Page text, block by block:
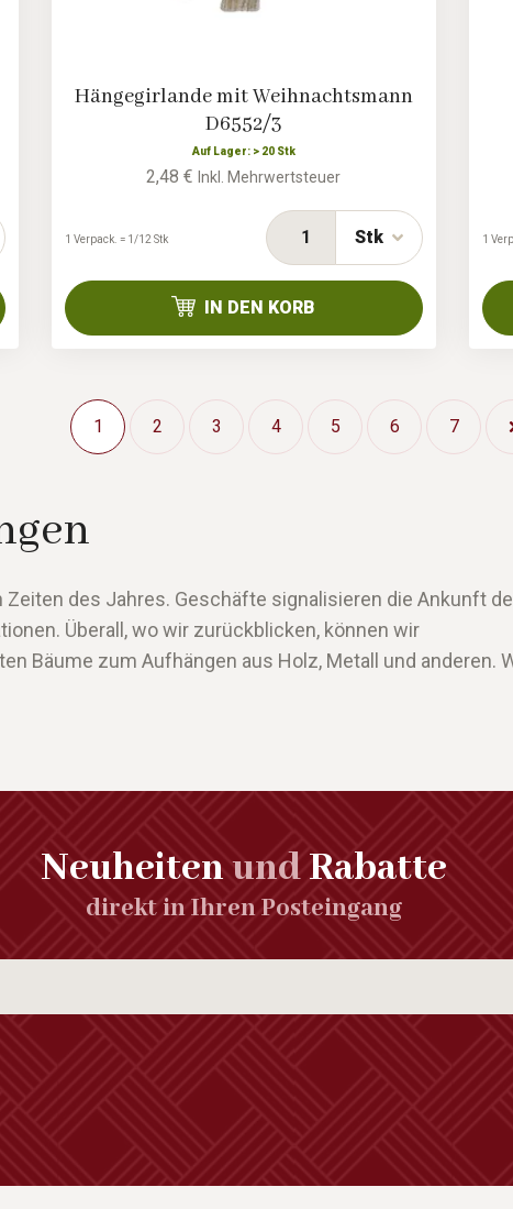
Hängegirlande mit Weihnachtsmann
D6552/3
Auf Lager: > 20 Stk
2,48 €Inkl. Mehrwertsteuer
Stk
1 Verpack. = 1/12 Stk
IN DEN KORB
1
1 2 3 4 5 6 7
des Jahres. Geschäfte signalisieren die Ankunft
Überall, wo wir zurückblicken, können wir
Bäume zum Aufhängen aus Holz, Metall und anderen.
NeuheitenundRabatte
direkt in Ihren Posteingang